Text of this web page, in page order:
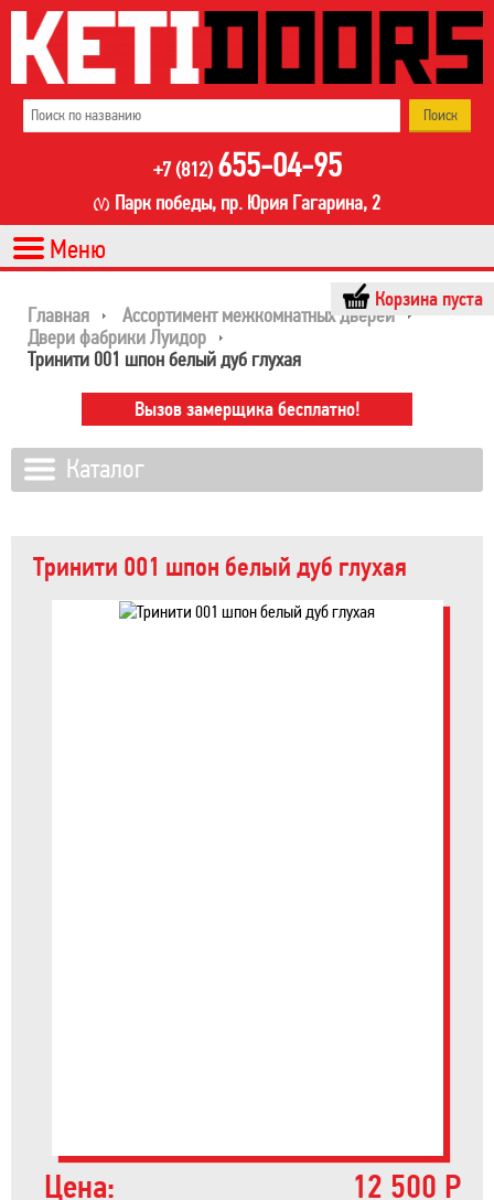
+7 (812) 655-04-95
Парк победы, пр. Юрия Гагарина, 2
Корзина пуста
Главная
Ассортимент межкомнатных дверей
Двери фабрики Луидор
Тринити 001 шпон белый дуб глухая
Тринити 001 шпон белый дуб глухая
Цена: 12 500 Р